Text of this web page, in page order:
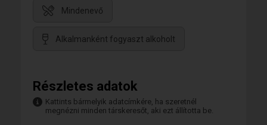
Mindenevő
Alkalmanként fogyaszt alkoholt
Részletes adatok
Kattints bármelyik adatcímkére, ha szeretnél
megnézni minden társkeresőt, aki ezt állította be.